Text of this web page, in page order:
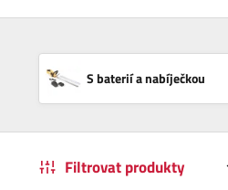
S baterií a nabíječkou
Filtrovat produkty